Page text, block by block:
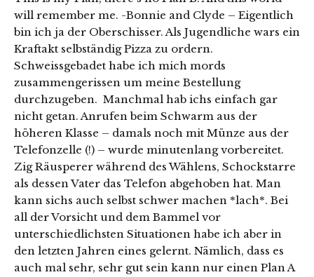
will remember me. -Bonnie and Clyde – Eigentlich
bin ich ja der Oberschisser. Als Jugendliche wars ein
Kraftakt selbständig Pizza zu ordern.
Schweissgebadet habe ich mich mords
zusammengerissen um meine Bestellung
durchzugeben. Manchmal hab ichs einfach gar
nicht getan. Anrufen beim Schwarm aus der
höheren Klasse – damals noch mit Münze aus der
Telefonzelle (!) – wurde minutenlang vorbereitet.
Zig Räusperer während des Wählens, Schockstarre
als dessen Vater das Telefon abgehoben hat. Man
kann sichs auch selbst schwer machen *lach*. Bei
all der Vorsicht und dem Bammel vor
unterschiedlichsten Situationen habe ich aber in
den letzten Jahren eines gelernt. Nämlich, dass es
auch mal sehr, sehr gut sein kann nur einen Plan A